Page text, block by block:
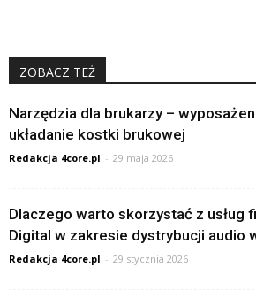
ZOBACZ TEŻ
Narzędzia dla brukarzy –
układanie kostki brukowej
Redakcja 4core.pl - 29 maja 2026
Dlaczego warto skorzystać z usług
Digital w zakresie dystrybucji audio
Redakcja 4core.pl - 29 stycznia 2026